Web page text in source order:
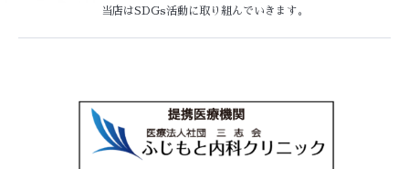
当店はSDGs活動に取り組んでいきます。